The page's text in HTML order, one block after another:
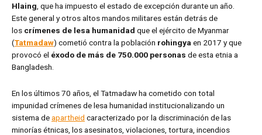
Hlaing , que ha impuesto el estado de excepción durante un año.
Este general y otros altos mandos militares están detrás de
los crímenes de lesa humanidad que el ejército de Myanmar
(Tatmadaw) cometió contra la población rohingya en 2017 y que
provocó el éxodo de más de 750.000 personas de esta etnia a
Bangladesh.
En los últimos 70 años, el Tatmadaw ha cometido con total
impunidad crímenes de lesa humanidad institucionalizando un
sistema deapartheid caracterizado por la discriminación de las
minorías étnicas, los asesinatos, violaciones, tortura, incendios